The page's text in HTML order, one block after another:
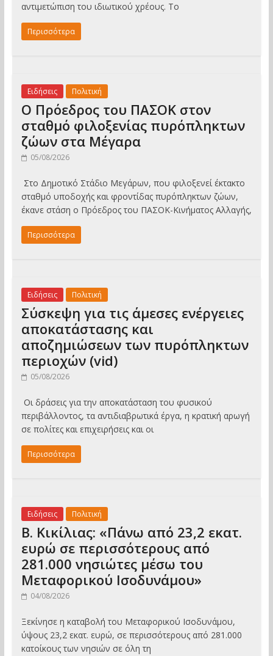
αντιμετώπιση του ιδιωτικού χρέους. Το
Περισσότερα
Ειδήσεις Πολιτική
Ο Πρόεδρος του ΠΑΣΟΚ στον
σταθμό φιλοξενίας πυρόπληκτων
ζώων στα Μέγαρα
05/08/2026
Στο Δημοτικό Στάδιο Μεγάρων, που φιλοξενεί έκτακτο
σταθμό υποδοχής και φροντίδας πυρόπληκτων ζώων,
έκανε στάση ο Πρόεδρος του ΠΑΣΟΚ-Κινήματος Αλλαγής,
Περισσότερα
Ειδήσεις Πολιτική
Σύσκεψη για τις άμεσες ενέργειες
αποκατάστασης και
αποζημιώσεων των πυρόπληκτων
περιοχών (vid)
05/08/2026
Οι δράσεις για την αποκατάσταση του φυσικού
περιβάλλοντος, τα αντιδιαβρωτικά έργα, η κρατική αρωγή
σε πολίτες και επιχειρήσεις και οι
Περισσότερα
Ειδήσεις Πολιτική
Β. Κικίλιας: «Πάνω από 23,2 εκατ.
ευρώ σε περισσότερους από
281.000 νησιώτες μέσω του
Μεταφορικού Ισοδυνάμου»
04/08/2026
Ξεκίνησε η καταβολή του Μεταφορικού Ισοδυνάμου,
ύψους 23,2 εκατ. ευρώ, σε περισσότερους από 281.000
κατοίκους των νησιών σε όλη τη